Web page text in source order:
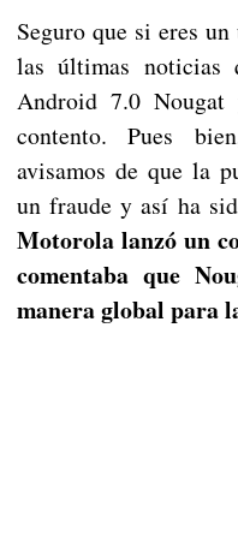
Seguro que si eres
las últimas noticias
Android 7.0
contento. Pues
avisamos de que la
un fraude y así ha
Motorola lanzó un
comentaba que
manera global para